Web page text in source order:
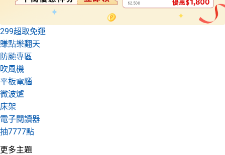
299超取免運
賺點樂翻天
防颱專區
吹風機
平板電腦
微波爐
床架
電子閱讀器
抽7777點
更多主題